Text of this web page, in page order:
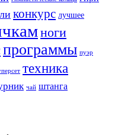
конкурс лучшее
ноги
программы пуэр
техника
чай штанга